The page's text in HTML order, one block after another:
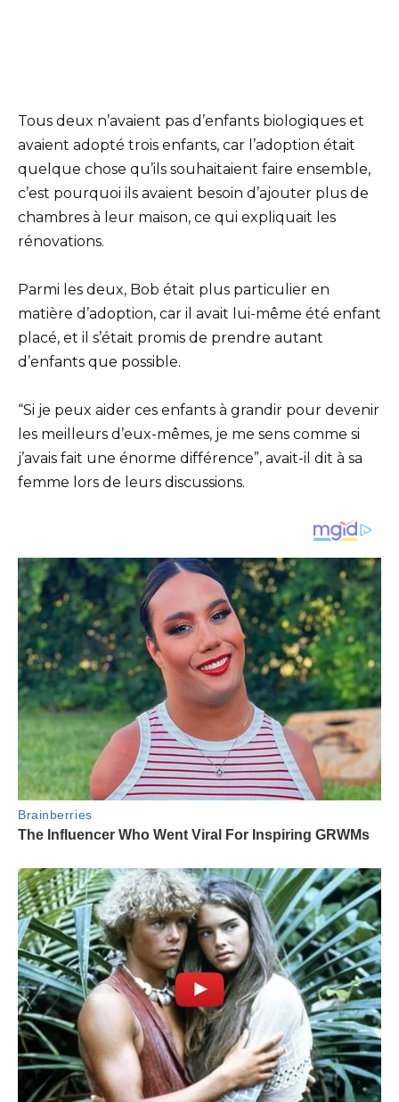
Tous deux n’avaient pas d’enfants biologiques et
avaient adopté trois enfants, car l’adoption était
quelque chose qu’ils souhaitaient faire ensemble,
c’est pourquoi ils avaient besoin d’ajouter plus de
chambres à leur maison, ce qui expliquait les
rénovations.
Parmi les deux, Bob était plus particulier en
matière d’adoption, car il avait lui-même été enfant
placé, et il s’était promis de prendre autant
d’enfants que possible.
“Si je peux aider ces enfants à grandir pour devenir
les meilleurs d’eux-mêmes, je me sens comme si
j’avais fait une énorme différence”, avait-il dit à sa
femme lors de leurs discussions.